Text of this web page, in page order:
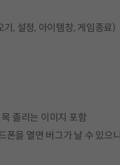
, 설정, 아이템창, 게임종료)
졸리는 이미지 포함
폰을 열면 버그가 날 수 있으